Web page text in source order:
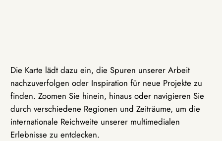
Die Karte lädt dazu ein, die Spuren unserer Arbeit
nachzuverfolgen oder Inspiration für neue Projekte zu
finden. Zoomen Sie hinein, hinaus oder navigieren Sie
durch verschiedene Regionen und Zeiträume, um die
internationale Reichweite unserer multimedialen
Erlebnisse zu entdecken.